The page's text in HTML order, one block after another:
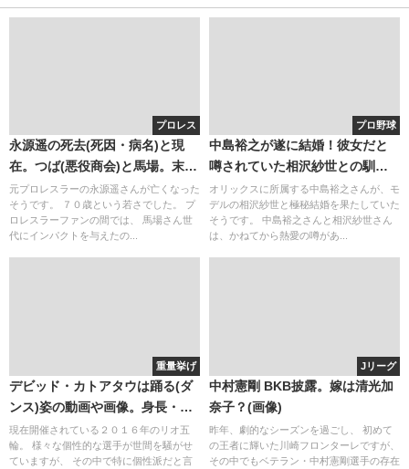
プロレス
永源遥の死去(死因・病名)と現
在。つば(悪役商会)と馬場。末永
遥と似てる？(画像動画)
元プロレスラーの永源遥さんが亡くなった
そうです。 ７０歳という若さでした。 プ
ロレスラーファンの間では、 馬場さん世
代にインパクトを与えたの...
プロ野球
中島裕之が遂に結婚！彼女だと
噂されていた相沢紗世との馴れ
初めは対談？優柔不断な性格で
結婚が長引いた？
オリックスに所属する中島裕之さんが、モ
デルの相沢紗世と極秘結婚を果たしていた
そうです。 中島裕之さんと相沢紗世さん
は、かねてから熱愛の噂があ...
重量挙げ
デビッド・カトアタウは踊る(ダ
ンス)姿の動画や画像。身長・体
重のプロフィール(wiki)と実力・
実績
現在開催されている２０１６年のリオ五
輪。 様々な個性的な選手が世間を騒がせ
ていますが、 その中で特に個性派だと言
Jリーグ
中村憲剛 BKB披露。嫁は清光加
奈子？(画像)
昨年、劇的なシーズンを過ごし、 初めて
の王者に輝いた川崎フロンターレですが、
その中でもベテラン・中村憲剛選手の存在